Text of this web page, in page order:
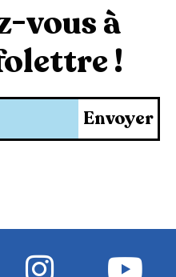
vous à
!
Envoyer